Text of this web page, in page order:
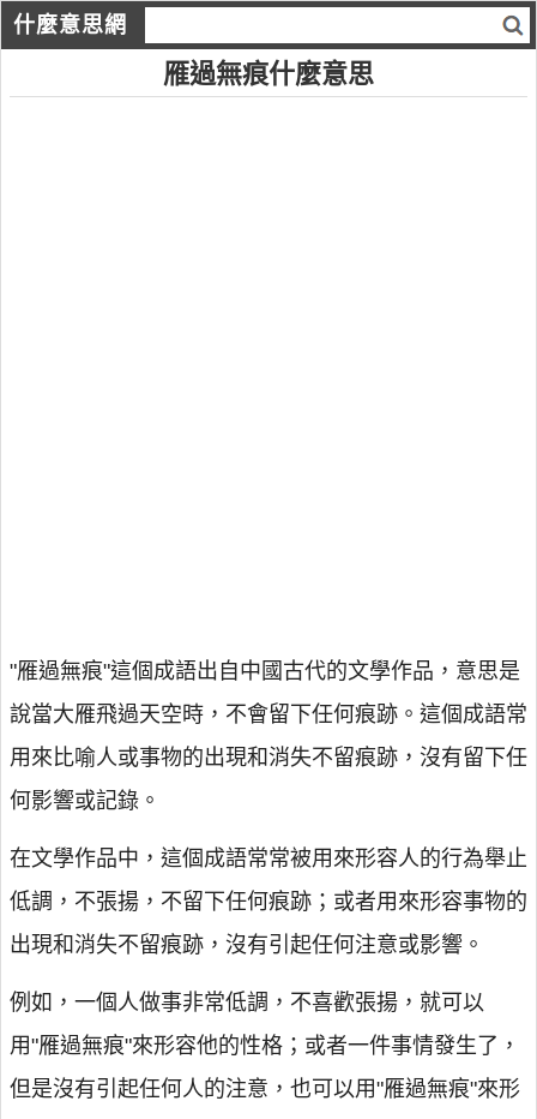
什麼意思網
雁過無痕什麼意思
"雁過無痕"這個成語出自中國古代的文學作品，意思是
說當大雁飛過天空時，不會留下任何痕跡。這個成語常
用來比喻人或事物的出現和消失不留痕跡，沒有留下任
何影響或記錄。
在文學作品中，這個成語常常被用來形容人的行為舉止
低調，不張揚，不留下任何痕跡；或者用來形容事物的
出現和消失不留痕跡，沒有引起任何注意或影響。
例如，一個人做事非常低調，不喜歡張揚，就可以
用"雁過無痕"來形容他的性格；或者一件事情發生了，
但是沒有引起任何人的注意，也可以用"雁過無痕"來形